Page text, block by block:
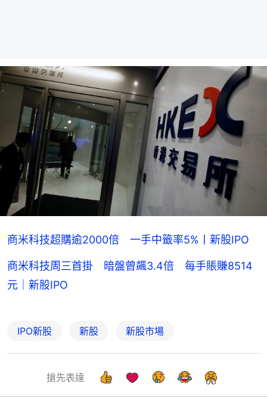
商米科技超購逾2000倍 一手中籤率5%丨新股IPO
商米科技周三首掛 暗盤曾飆3.4倍 每手賬賺8514
元｜新股IPO
IPO新股 新股 新股市場
搶先表達